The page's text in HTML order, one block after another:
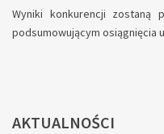
Wyniki konkurencji zostaną
podsumowującym osiągnięcia
AKTUALNOŚCI